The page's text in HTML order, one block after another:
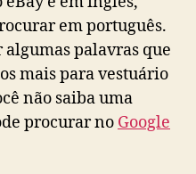
em português.
algumas palavras que
mais para vestuário
não saiba uma
procurar no Google